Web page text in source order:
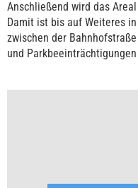
Anschließend wird das
Damit ist bis auf Weiteres
zwischen der
und